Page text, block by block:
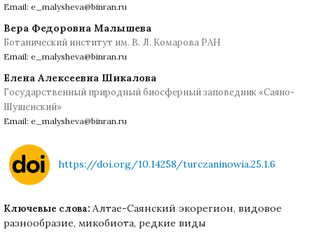
Email: e_malysheva@binran.ru
Вера Федоровна Малышева
Ботанический институт им. В. Л. Комарова РАН
Email: e_malysheva@binran.ru
Елена Алексеевна Шикалова
Государственный природный биосферный заповедник «Саяно-
Шушенский»
Email: e_malysheva@binran.ru
https://doi.org/10.14258/turczaninowia.25.1.6
Ключевые слова: Алтае-Саянский экорегион, видовое
разнообразие, микобиота, редкие виды